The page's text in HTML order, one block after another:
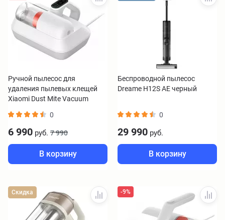
Ручной пылесос для
удаления пылевых клещей
Xiaomi Dust Mite Vacuum
0
6 990 руб. 7 990
В корзину
Беспроводной пылесос
Dreame H12S AE черный
0
29 990 руб.
В корзину
Скидка -9%